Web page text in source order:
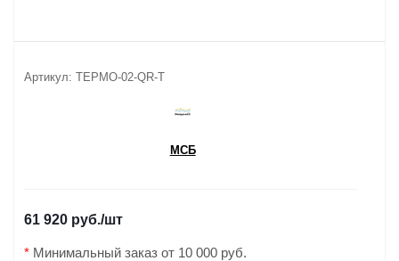
Артикул: ТЕРМО-02-QR-T
МСБ
61 920 руб./шт
* Минимальный заказ от 10 000 руб.